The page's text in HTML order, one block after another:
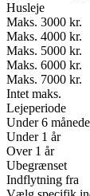
Husleje
Maks. 3000 kr.
Maks. 4000 kr.
Maks. 5000 kr.
Maks. 6000 kr.
Maks. 7000 kr.
Intet maks.
Lejeperiode
Under 6
Under 1 år
Over 1 år
Ubegrænset
Indflytning fra